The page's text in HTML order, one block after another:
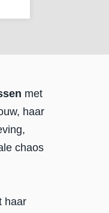
met
haar
chaos
haar